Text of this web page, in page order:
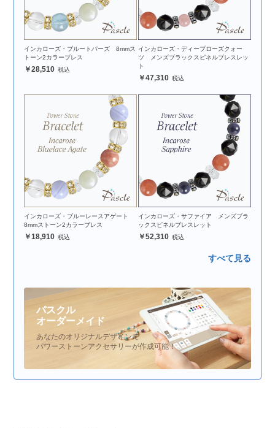
インカローズ・ブルートパーズ 8mmス
トーン2カラーブレス
28,510
インカローズ・ディープローズクォー
ツ メンズブラックスピネルブレスレッ
ト
47,310
インカローズ・ブルーレースアゲート
8mmストーン2カラーブレス
18,910
インカローズ・サファイア メンズブラ
ックスピネルブレスレット
52,310
すべて見る
パスクル
オーダーメイド
あなたのオリジナルデザインで
パワーストーンアクセサリーが作成可能！